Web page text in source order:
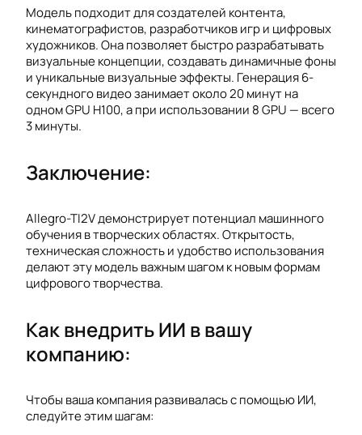
Модель подходит для создателей контента,
кинематографистов, разработчиков игр и цифровых
художников. Она позволяет быстро разрабатывать
визуальные концепции, создавать динамичные фоны
и уникальные визуальные эффекты. Генерация 6-
секундного видео занимает около 20 минут на
одном GPU H100, а при использовании 8 GPU — всего
3 минуты.
Заключение:
Allegro-TI2V демонстрирует потенциал машинного
обучения в творческих областях. Открытость,
техническая сложность и удобство использования
делают эту модель важным шагом к новым формам
цифрового творчества.
Как внедрить ИИ в вашу
компанию:
Чтобы ваша компания развивалась с помощью ИИ,
следуйте этим шагам: